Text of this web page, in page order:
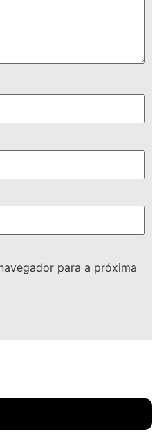
para a próxima